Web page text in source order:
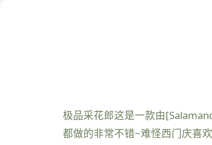
极品采花郎这是一款由
都做的非常不错~难怪西门庆喜